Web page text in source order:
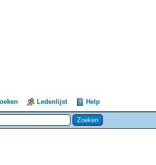
Ledenlijst Help